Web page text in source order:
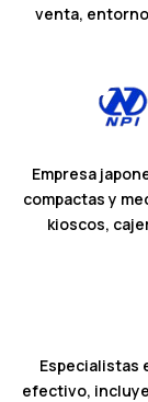
venta,
Empresa
compactas y
kioscos,
Especialistas
efectivo,